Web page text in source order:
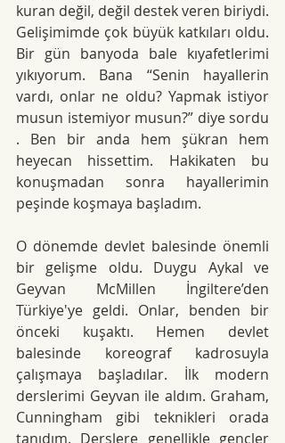
kuran değil, değil destek veren biriydi.
Gelişimimde çok büyük katkıları oldu.
Bir gün banyoda bale kıyafetlerimi
yıkıyorum. Bana “Senin hayallerin
vardı, onlar ne oldu? Yapmak istiyor
musun istemiyor musun?” diye sordu
. Ben bir anda hem şükran hem
heyecan hissettim. Hakikaten bu
konuşmadan sonra hayallerimin
peşinde koşmaya başladım.
O dönemde devlet balesinde önemli
bir gelişme oldu. Duygu Aykal ve
Geyvan McMillen İngiltere’den
Türkiye'ye geldi. Onlar, benden bir
önceki kuşaktı. Hemen devlet
balesinde koreograf kadrosuyla
çalışmaya başladılar. İlk modern
derslerimi Geyvan ile aldım. Graham,
Cunningham gibi teknikleri orada
tanıdım. Derslere genellikle gençler